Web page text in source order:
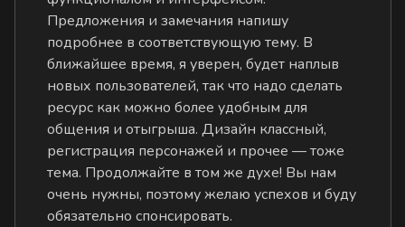
Предложения и замечания напишу
подробнее в соответствующую тему. В
ближайшее время, я уверен, будет наплыв
новых пользователей, так что надо сделать
ресурс как можно более удобным для
общения и отыгрыша. Дизайн классный,
регистрация персонажей и прочее — тоже
тема. Продолжайте в том же духе! Вы нам
очень нужны, поэтому желаю успехов и буду
обязательно спонсировать.